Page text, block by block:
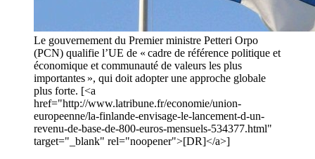
Le gouvernement du Premier ministre Petteri Orpo
(PCN) qualifie l’UE de « cadre de référence politique et
économique et communauté de valeurs les plus
importantes », qui doit adopter une approche globale
plus forte. [<a
href="http://www.latribune.fr/economie/union-
europeenne/la-finlande-envisage-le-lancement-d-un-
revenu-de-base-de-800-euros-mensuels-534377.html"
target="_blank" rel="noopener">[DR]</a>]